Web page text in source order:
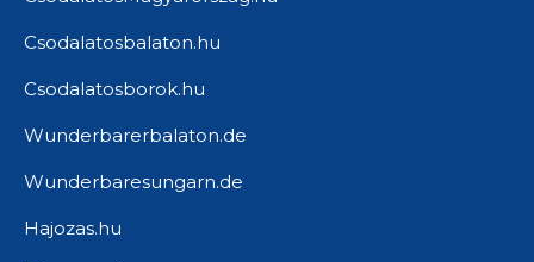
Csodalatosbalaton.hu
Csodalatosborok.hu
Wunderbarerbalaton.de
Wunderbaresungarn.de
Hajozas.hu